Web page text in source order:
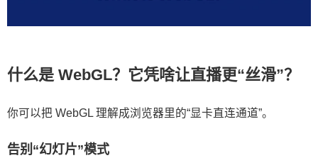
什么是 WebGL？它凭啥让直播更“丝滑”？
你可以把 WebGL 理解成浏览器里的“显卡直连通道”。
告别“幻灯片”模式